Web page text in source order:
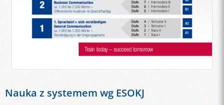
Nauka z systemem wg ESOKJ